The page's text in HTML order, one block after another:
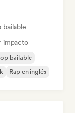
bailable
impacto
bailable
Rap en inglés